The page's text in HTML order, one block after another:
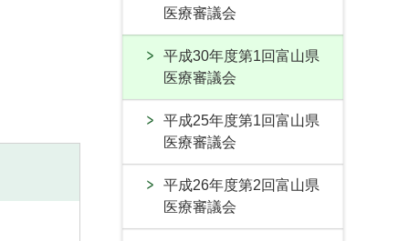
医療審議会
平成30年度第1回富山県
医療審議会
平成25年度第1回富山県
医療審議会
平成26年度第2回富山県
医療審議会